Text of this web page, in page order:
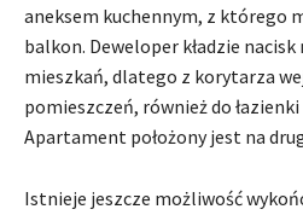
aneksem kuchennym, z którego
balkon. Deweloper kładzie
mieszkań, dlatego z korytarza
pomieszczeń, również do
Apartament położony jest na
Istnieje jeszcze możliwość